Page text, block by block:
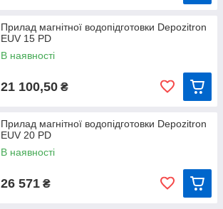
Прилад магнітної водопідготовки Depozitron
EUV 15 PD
В наявності
21 100,50 ₴
Прилад магнітної водопідготовки Depozitron
EUV 20 PD
В наявності
26 571 ₴